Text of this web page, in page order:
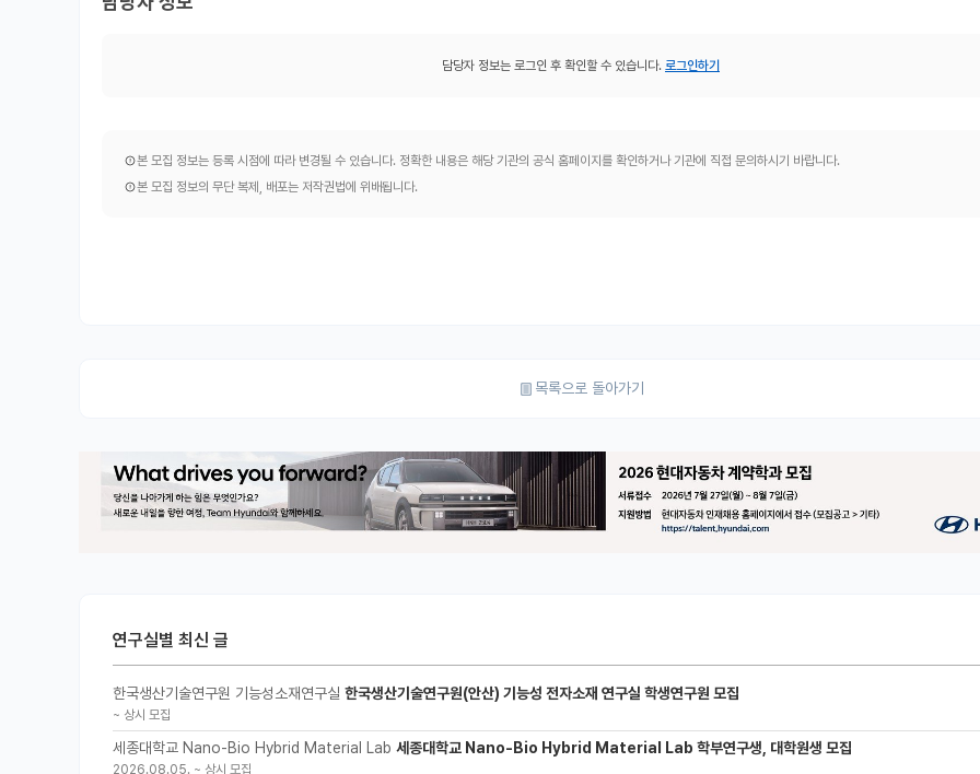
담당자 정보는 로그인 후 확인할 수 있습니다. 로그인하기
본 모집 정보는 등록 시점에 따라 변경될 수 있습니다. 정확한 내용은 해당 기관의 공식 홈페이지를 확인하거나 기관에 직접 문의하시기 바랍니다.
본 모집 정보의 무단 복제, 배포는 저작권법에 위배됩니다.
목록으로 돌아가기
연구실별 최신 글
한국생산기술연구원 기능성소재연구실 한국생산기술연구원(안산) 기능성 전자소재 연구실 학생연구원 모집
~ 상시 모집
세종대학교 Nano-Bio Hybrid Material Lab 세종대학교 Nano-Bio Hybrid Material Lab 학부연구생, 대학원생 모집
2026.08.05. ~ 상시 모집